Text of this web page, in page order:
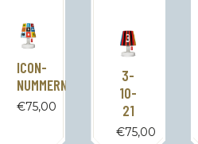
ICON-
NUMMERN
€75,00
3-
10-
21
€75,00